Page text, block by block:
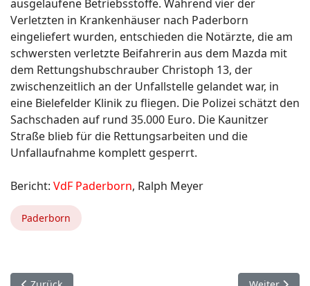
ausgelaufene Betriebsstoffe. Während vier der
Verletzten in Krankenhäuser nach Paderborn
eingeliefert wurden, entschieden die Notärzte, die am
schwersten verletzte Beifahrerin aus dem Mazda mit
dem Rettungshubschrauber Christoph 13, der
zwischenzeitlich an der Unfallstelle gelandet war, in
eine Bielefelder Klinik zu fliegen. Die Polizei schätzt den
Sachschaden auf rund 35.000 Euro. Die Kaunitzer
Straße blieb für die Rettungsarbeiten und die
Unfallaufnahme komplett gesperrt.
Bericht: VdF Paderborn, Ralph Meyer
Paderborn